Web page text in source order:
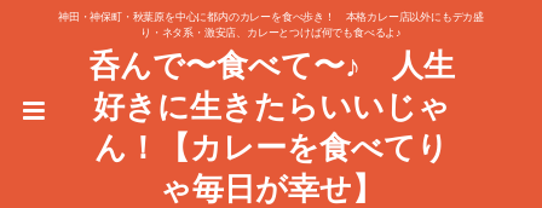
神田・神保町・秋葉原を中心に都内のカレーを食べ歩き！ 本格カレー店以外にもデカ盛
り・ネタ系・激安店、カレーとつけば何でも食べるよ♪
呑んで〜食べて〜♪ 人生
好きに生きたらいいじゃ
ん！【カレーを食べてり
ゃ毎日が幸せ】